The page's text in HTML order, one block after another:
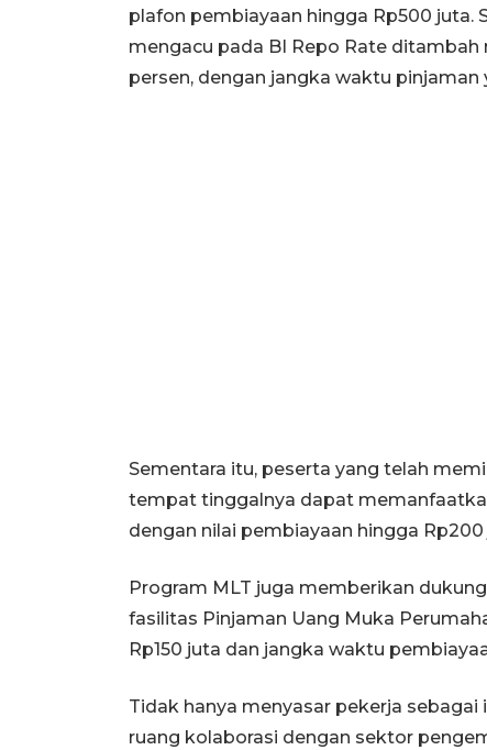
plafon pembiayaan hingga Rp500 juta.
mengacu pada BI Repo Rate
persen, dengan jangka waktu
Sementara itu, peserta yang telah
tempat tinggalnya dapat
dengan nilai pembiayaan hingga
Program MLT juga memberikan
fasilitas Pinjaman Uang Muka
Rp150 juta dan jangka waktu
Tidak hanya menyasar pekerja
ruang kolaborasi dengan sektor